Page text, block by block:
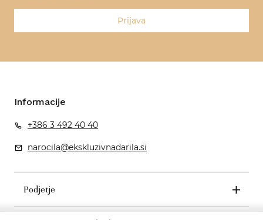
Prijava
Informacije
+386 3 492 40 40
narocila@ekskluzivnadarila.si
Podjetje